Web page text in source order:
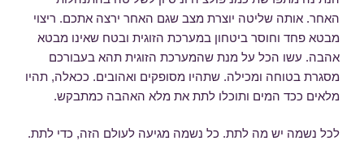
האחר. אותה שליטה יוצרת מצב שגם האחר ירצה אתכם. ריצוי
מבטא פחד וחוסר ביטחון במערכת הזוגית ובטח שאינו מבטא
אהבה. עשו הכל על מנת שהמערכת הזוגית תהא בעבורכם
מסגרת בטוחה ומכילה. שתהיו מסופקים ואהובים. ככאלה, תהיו
מלאים ככד המים ותוכלו לתת את מלא האהבה כמתבקש.
לכל נשמה יש מה לתת. כל נשמה מגיעה לעולם הזה, כדי לתת.